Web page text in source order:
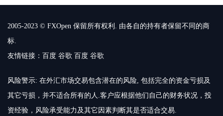
2005-2023 © FXOpen 保留所有权利. 由各自的持有者保留不同的商
标.
友情链接： 百度 谷歌 百度 谷歌
风险警示: 在外汇市场交易包含潜在的风险, 包括完全的资金亏损及
其它亏损，并不适合所有的人.客户应根据他们自己的财务状况，投
资经验，风险承受能力及其它因素判断其是否适合交易.